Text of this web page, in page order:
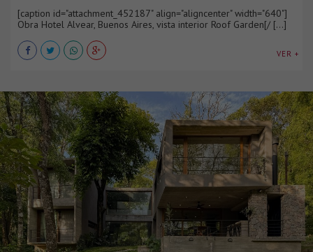
[caption id="attachment_452187" align="aligncenter" width="640"]
Obra Hotel Alvear, Buenos Aires, vista interior Roof Garden[/ [...]
VER +